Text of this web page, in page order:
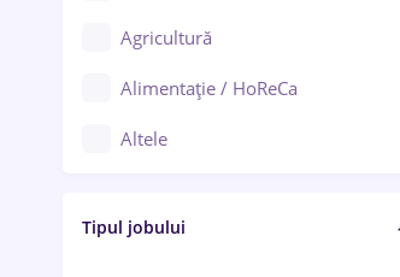
Ploiești
Agricultură
Alimentație / HoReCa
Altele
Asigurări
Tipul jobului